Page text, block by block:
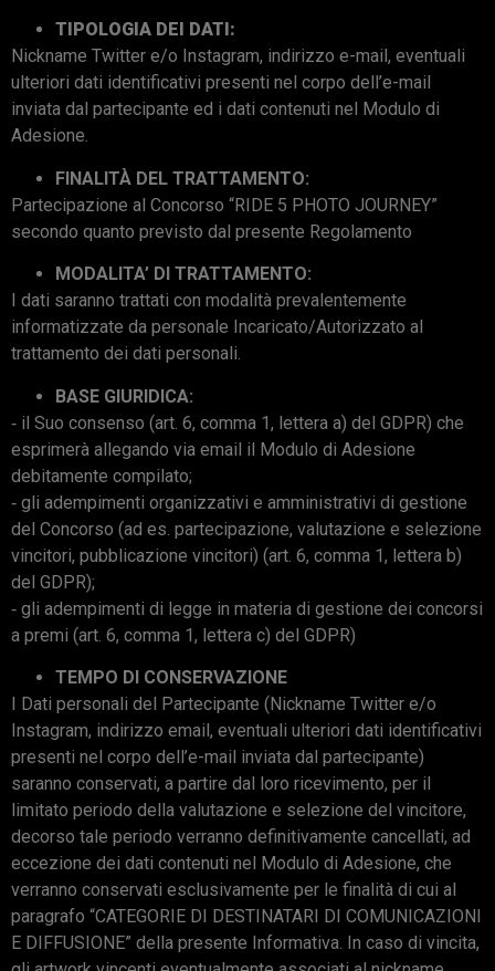
TIPOLOGIA DEI DATI:
Nickname Twitter e/o Instagram, indirizzo e-mail, eventuali
ulteriori dati identificativi presenti nel corpo dell’e-mail
inviata dal partecipante ed i dati contenuti nel Modulo di
Adesione.
FINALITÀ DEL TRATTAMENTO:
Partecipazione al Concorso “RIDE 5 PHOTO JOURNEY”
secondo quanto previsto dal presente Regolamento
MODALITA’ DI TRATTAMENTO:
I dati saranno trattati con modalità prevalentemente
informatizzate da personale Incaricato/Autorizzato al
trattamento dei dati personali.
BASE GIURIDICA:
‐ il Suo consenso (art. 6, comma 1, lettera a) del GDPR) che
esprimerà allegando via email il Modulo di Adesione
debitamente compilato;
‐ gli adempimenti organizzativi e amministrativi di gestione
del Concorso (ad es. partecipazione, valutazione e selezione
vincitori, pubblicazione vincitori) (art. 6, comma 1, lettera b)
del GDPR);
‐ gli adempimenti di legge in materia di gestione dei concorsi
a premi (art. 6, comma 1, lettera c) del GDPR)
TEMPO DI CONSERVAZIONE
I Dati personali del Partecipante (Nickname Twitter e/o
Instagram, indirizzo email, eventuali ulteriori dati identificativi
presenti nel corpo dell’e-mail inviata dal partecipante)
saranno conservati, a partire dal loro ricevimento, per il
limitato periodo della valutazione e selezione del vincitore,
decorso tale periodo verranno definitivamente cancellati, ad
eccezione dei dati contenuti nel Modulo di Adesione, che
verranno conservati esclusivamente per le finalità di cui al
paragrafo “CATEGORIE DI DESTINATARI DI COMUNICAZIONI
E DIFFUSIONE” della presente Informativa. In caso di vincita,